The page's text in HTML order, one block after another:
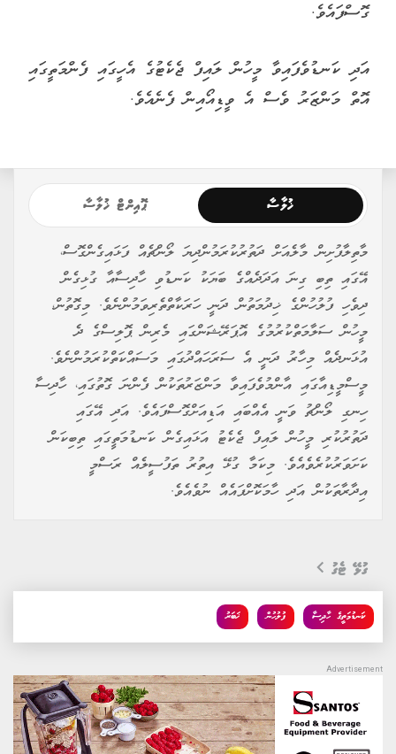
ގޮސްފައެވެ.
އަދި ކަނޑުވެފައިވާ މީހުން ލައިފް ޖެކެޓުގެ އެހީގައި ފެންމަތީގައި
އޮތް މަންޒަރު ވެސް އެ ވީޑިއޯއިން ފެނެއެވެ.
ޚުލާސާ ޕޮއިންޓް ޚުލާސާ
މާތިލާފުށިން މާލެއަށް ދަތުރުކުރަމުންދިޔަ ލޯންޗެއް ފަޅައިގެންގޮސް،
އޭގައި ތިބި ގިނަ އަދަދެއްގެ ބަޔަކު ކަނޑުވި ހާދިސާއާ ގުޅިގެން
ދިވެހި ފުލުހުންގެ ޚިދުމަތުން ދަނީ ހަރަކާތްތެރިވަމުންނެވެ. މިގޮތުން،
މީހުން ސަލާމަތްކުރުމުގެ އޮޕަރޭޝަންގައި މެރިން ޕޮލިސްގެ ދެ
އުޅަނދެއް މިހާރު ދަނީ އެ ސަރަހައްދުގައި މަސައްކަތްކުރަމުންނެވެ.
މީސްމީޑިއާގައި އާންމުވެފައިވާ މަންޒަރުތަކުން ފެންނަ ގޮތުގައި، ހާދިސާ
ހިނގި ލޯންޗު ވަނީ އެއްބައި އަޑިއަށްގޮސްފައެވެ. އަދި އޭގައި
ދަތުރުކުރި މީހުން ލައިފް ޖެކެޓު އަޅައިގެން ކަނޑުމަތީގައި ތިބިކަން
ކަށަވަރުކުރެވެއެވެ. މިކަމާ ގުޅޭ އިތުރު ތަފުސީލެއް ރަސްމީ
އިދާރާތަކުން އަދި ހާމަކޮށްފައެއް ނުވެއެވެ.
ގުޅޭ ޓެގު
ޚަބަރު ފުލުހުން ކަނޑުމަތީގެ ހާދިސާ